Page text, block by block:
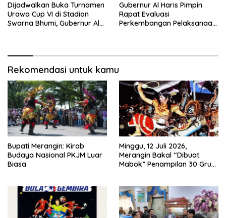
Dijadwalkan Buka Turnamen
Urawa Cup VI di Stadion
Swarna Bhumi, Gubernur Al
Gubernur Al Haris Pimpin
Rapat Evaluasi
Perkembangan Pelaksanaan
Rekomendasi untuk kamu
Bupati Merangin: Kirab
Budaya Nasional PKJM Luar
Biasa
Minggu, 12 Juli 2026,
Merangin Bakal “Dibuat
Mabok” Penampilan 30 Grup